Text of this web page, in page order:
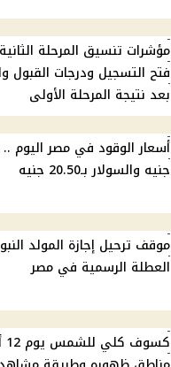
فتح التسجيل ودرجات القبول
بعد نتيجة المرحلة الأولى
جنيه والسولار بـ20.50 جنيه
العطلة الرسمية في مصر